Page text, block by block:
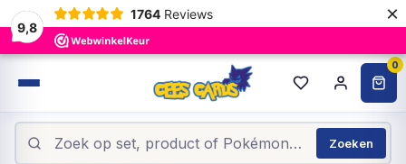
9,8
1764 Reviews ×
0
Zoeken